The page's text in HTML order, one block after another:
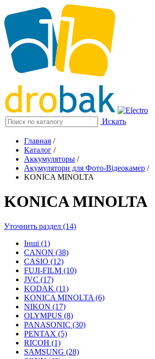
Искать
Главная /
Каталог /
Аккумуляторы /
Акумулятори для Фото-Відеокамер /
KONICA MINOLTA
KONICA MINOLTA
Уточнить раздел (14)
Інші (1)
CANON (38)
CASIO (12)
FUJI-FILM (10)
JVC (17)
KODAK (11)
KONICA MINOLTA (6)
NIKON (17)
OLYMPUS (8)
PANASONIC (30)
PENTAX (5)
RICOH (1)
SAMSUNG (28)